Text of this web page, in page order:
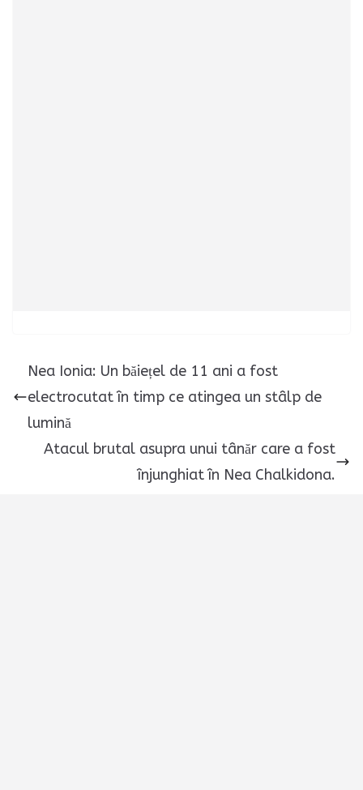
Nea Ionia: Un băiețel de 11 ani a fost
electrocutat în timp ce atingea un stâlp de
lumină
Atacul brutal asupra unui tânăr care a fost
înjunghiat în Nea Chalkidona.